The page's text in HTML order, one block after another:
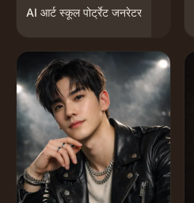
AI आर्ट स्कूल पोर्ट्रेट जनरेटर